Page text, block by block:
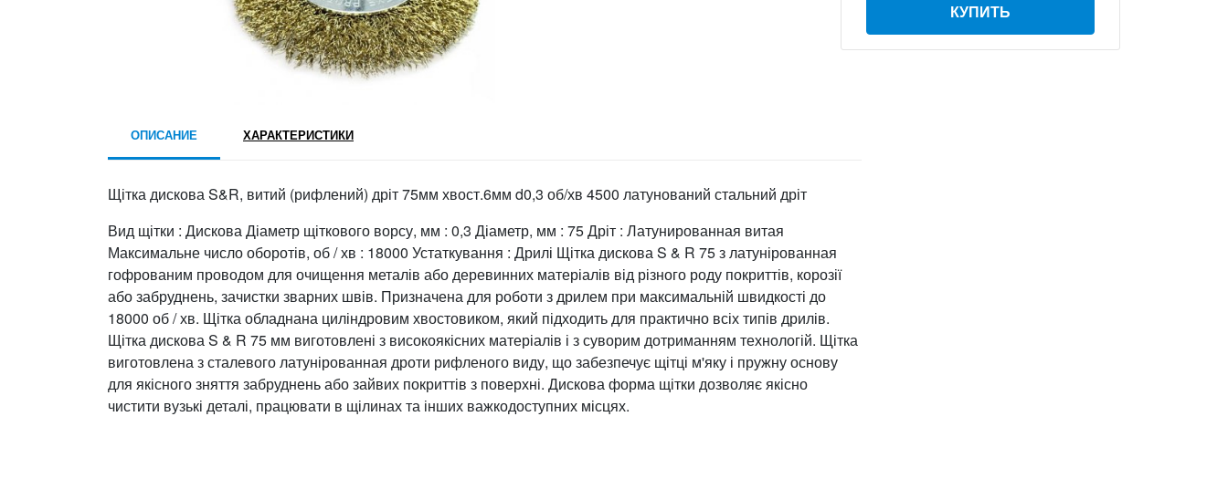
КУПИТЬ
ОПИСАНИЕ ХАРАКТЕРИСТИКИ
Щітка дискова S&R, витий (рифлений) дріт 75мм хвост.6мм d0,3 об/хв 4500 латунований стальний дріт
Вид щітки : Дискова Діаметр щіткового ворсу, мм : 0,3 Діаметр, мм : 75 Дріт : Латунированная витая
Максимальне число оборотів, об / хв : 18000 Устаткування : Дрилі Щітка дискова S & R 75 з латунірованная
гофрованим проводом для очищення металів або деревинних матеріалів від різного роду покриттів, корозії
або забруднень, зачистки зварних швів. Призначена для роботи з дрилем при максимальній швидкості до
18000 об / хв. Щітка обладнана циліндровим хвостовиком, який підходить для практично всіх типів дрилів.
Щітка дискова S & R 75 мм виготовлені з високоякісних матеріалів і з суворим дотриманням технологій. Щітка
виготовлена з сталевого латунірованная дроти рифленого виду, що забезпечує щітці м'яку і пружну основу
для якісного зняття забруднень або зайвих покриттів з поверхні. Дискова форма щітки дозволяє якісно
чистити вузькі деталі, працювати в щілинах та інших важкодоступних місцях.